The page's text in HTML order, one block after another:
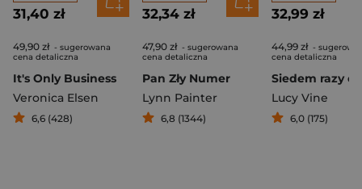
31,40 zł
49,90 zł - sugerowana
cena detaliczna
It's Only Business
Veronica Elsen
6,6 (428)
32,34 zł
47,90 zł - sugerowana
cena detaliczna
Pan Zły Numer
Lynn Painter
6,8 (1344)
32,99 zł
44,99 zł -
cena detaliczna
Siedem razy
Lucy Vine
6,0 (175)